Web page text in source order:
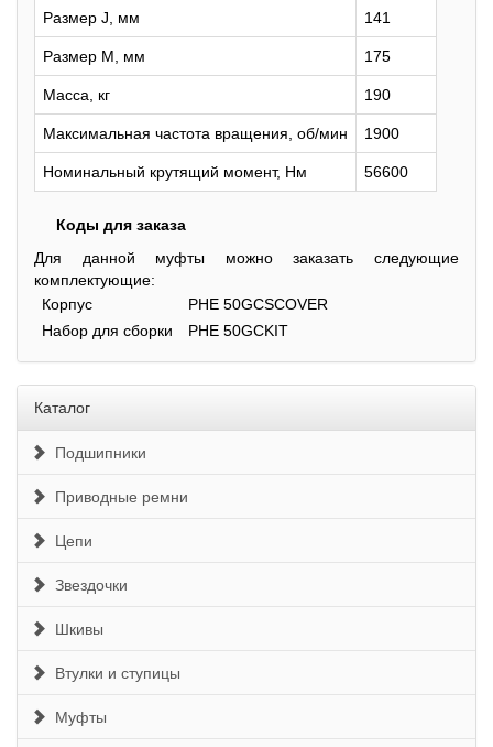
Размер J, мм 141
Размер M, мм 175
Масса, кг 190
Максимальная частота вращения, об/мин 1900
Номинальный крутящий момент, Нм 56600
Коды для заказа
Для данной муфты можно заказать следующие
комплектующие:
Корпус
PHE 50GCSCOVER
Набор для сборки
PHE 50GCKIT
Каталог
Подшипники
Приводные ремни
Цепи
Звездочки
Шкивы
Втулки и ступицы
Муфты